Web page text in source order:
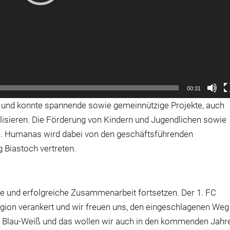
00:31
konnte spannende sowie gemeinnützige Projekte, auch
Die Förderung von Kindern und Jugendlichen sowie
wird dabei von den geschäftsführenden
Biastoch vertreten.
und erfolgreiche Zusammenarbeit fortsetzen. Der 1. FC
verankert und wir freuen uns, den eingeschlagenen Weg
Weiß und das wollen wir auch in den kommenden